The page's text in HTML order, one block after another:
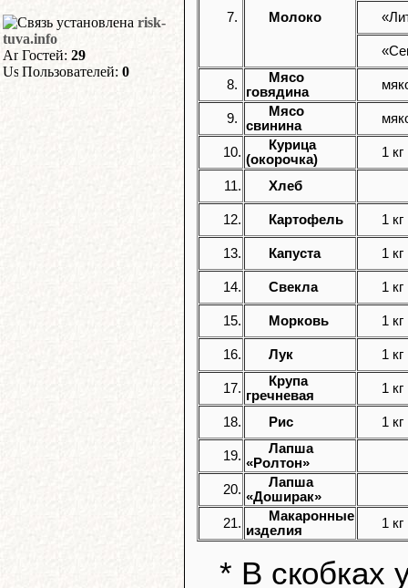
risk-
tuva.info
Гостей: 29
Пользователей: 0
7. Молоко
8.
Мясо
говядина
9.
Мясо
свинина
10.
Курица
(окорочка)
1 кг
11. Хлеб
12. Картофель 1 кг
13. Капуста 1 кг
14. Свекла 1 кг
15. Морковь 1 кг
16. Лук 1 кг
17.
Крупа
гречневая
1 кг
18. Рис 1 кг
19.
Лапша
«Ролтон»
20.
Лапша
«Доширак»
21.
Макаронные
изделия
1 кг
* В скобках